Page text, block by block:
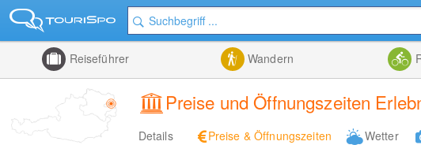
Reiseführer Wandern
Preise und Öffnungszeiten
Details Preise & Öffnungszeiten Wetter